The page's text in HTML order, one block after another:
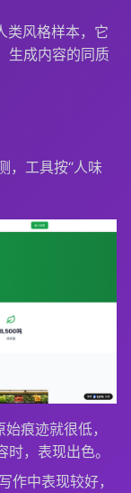
类风格样本，它
生成内容的同质
，工具按“人味
痕迹就很低，
，表现出色。
作中表现较好，